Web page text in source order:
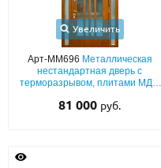
Увеличить
Арт-ММ696 Металлическая
нестандартная дверь с
терморазрывом, плитами МДФ
фрамугой
81 000 руб.